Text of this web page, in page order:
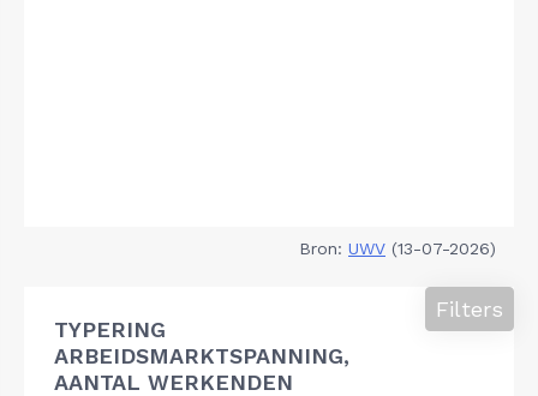
Bron: UWV (13-07-2026)
TYPERING
ARBEIDSMARKTSPANNING,
AANTAL WERKENDEN
Filters